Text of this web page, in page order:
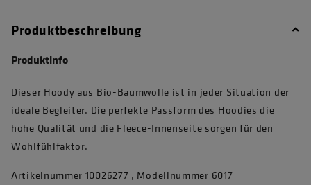
Produktbeschreibung
Produktinfo
Dieser Hoody aus Bio-Baumwolle ist in jeder Situation der
ideale Begleiter. Die perfekte Passform des Hoodies die
hohe Qualität und die Fleece-Innenseite sorgen für den
Wohlfühlfaktor.
Artikelnummer 10026277 , Modellnummer 6017